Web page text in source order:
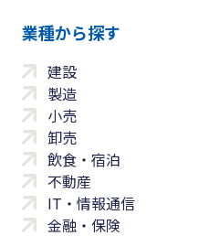
業種から探す
建設
製造
小売
卸売
飲食・宿泊
不動産
IT・情報通信
金融・保険